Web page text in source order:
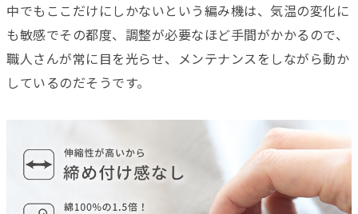
中でもここだけにしかないという編み機は、気温の変化に
も敏感でその都度、調整が必要なほど手間がかかるので、
職人さんが常に目を光らせ、メンテナンスをしながら動か
しているのだそうです。